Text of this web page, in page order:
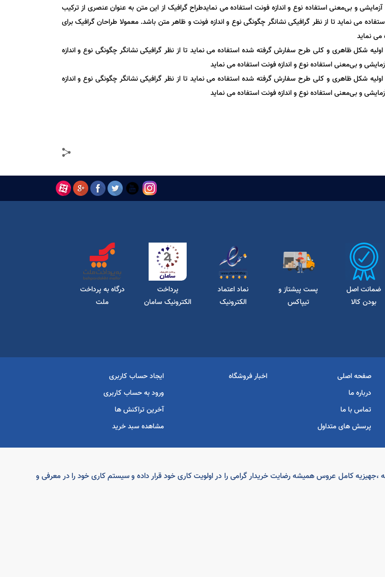
و بی‌معنی استفاده نوع و اندازه فونت استفاده می نمایدطراح گرافیک از این متن به عنوان عنصری از ترکیب
می نماید تا از نظر گرافیکی نشانگر چگونگی نوع و اندازه فونت و ظاهر متن باشد. معمولا طراحان گرافیک برای
می نماید
شکل ظاهری و کلی طرح سفارش گرفته شده استفاده می نماید تا از نظر گرافیکی نشانگر چگونگی نوع و اندازه
و بی‌معنی استفاده نوع و اندازه فونت استفاده می نماید
شکل ظاهری و کلی طرح سفارش گرفته شده استفاده می نماید تا از نظر گرافیکی نشانگر چگونگی نوع و اندازه
و بی‌معنی استفاده نوع و اندازه فونت استفاده می نماید
ضمانت اصل
بودن کالا
پست پیشتاز و
تیپاکس
نماد اعتماد
الکترونیک
پرداخت
الکترونیک سامان
درگاه به پرداخت
ملت
صفحه اصلی
درباره ما
تماس با ما
پرسش های متداول
اخبار فروشگاه
ایجاد حساب کاربری
ورود به حساب کاربری
آخرین تراکنش ها
مشاهده سبد خرید
خانه و ابزار آشپزخانه ،جهیزیه کامل عروس همیشه رضایت خریدار گرامی را در اولویت کاری خود قرار داده و سیستم کاری خود را در معرفی و